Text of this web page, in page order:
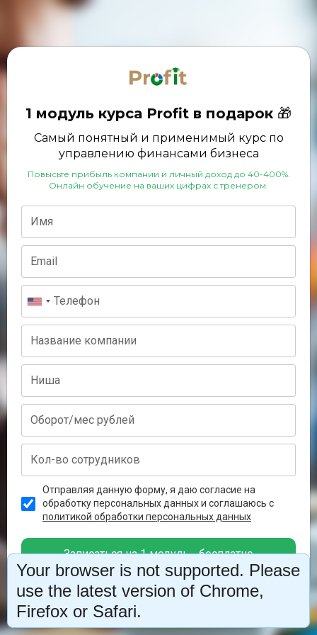
1 модуль курса Profit в подарок 🎁
Самый понятный и применимый курс по
управлению финансами бизнеса
Повысьте прибыль компании и личный доход до 40-400%.
Онлайн обучение на ваших цифрах с тренером.
Отправляя данную форму, я даю согласие на
обработку персональных данных и соглашаюсь с
политикой обработки персональных данных
Записаться на 1 модуль - бесплатно
Your browser is not supported. Please
use the latest version of Chrome,
Firefox or Safari.